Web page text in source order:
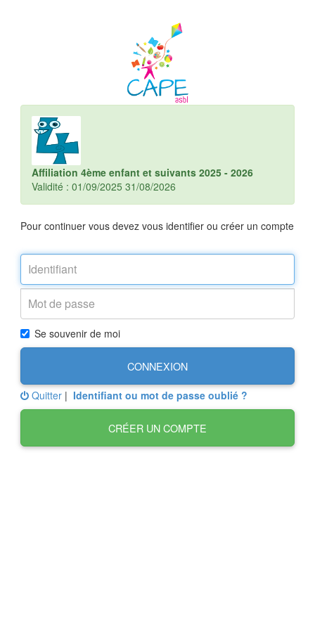
Affiliation 4ème enfant et suivants 2025 - 2026
Validité : 01/09/2025 31/08/2026
Pour continuer vous devez vous identifier ou créer un compte
Se souvenir de moi
CONNEXION
Quitter | Identifiant ou mot de passe oublié ?
CRÉER UN COMPTE